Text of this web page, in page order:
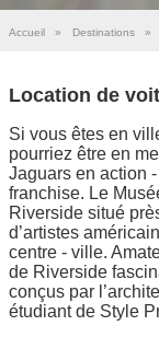
Accueil » Destinations »
Location de
Si vous êtes en
pourriez être en
Jaguars en action
franchise. Le
Riverside situé
d’artistes
centre - ville.
de Riverside
conçus par
étudiant de Style